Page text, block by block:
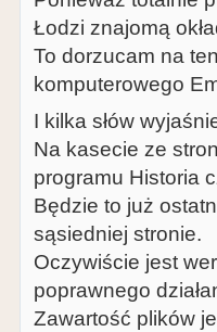
Łodzi znajomą
To dorzucam na
komputerowego
I kilka słów
Na kasecie ze
programu Historia
Będzie to już
sąsiedniej stronie.
Oczywiście jest
poprawnego
Zawartość plików